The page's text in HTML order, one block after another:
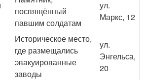
посвящённый
павшим солдатам
ул.
Маркс, 12
Историческое место,
где размещались
эвакуированные
заводы
ул.
Энгельса,
20